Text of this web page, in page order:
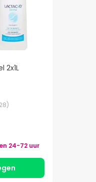
2x1L
28)
24-72 uur